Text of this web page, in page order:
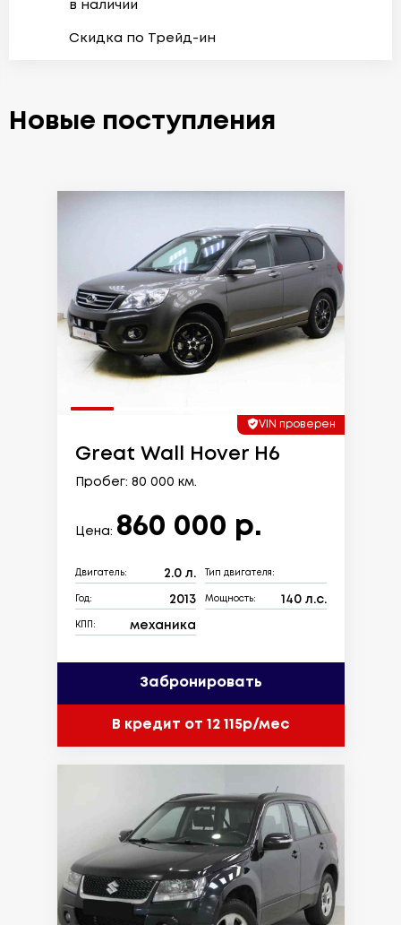
в наличии
Скидка по Трейд-ин
Новые поступления
VIN проверен
Great Wall Hover H6
Пробег: 80 000 км.
Цена: 860 000 р.
Двигатель: 2.0 л. Тип двигателя:
Год: 2013 Мощность: 140 л.с.
КПП: механика
Забронировать
В кредит от 12 115р/мес